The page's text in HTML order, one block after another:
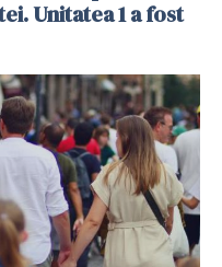
Unitatea 1 a fost